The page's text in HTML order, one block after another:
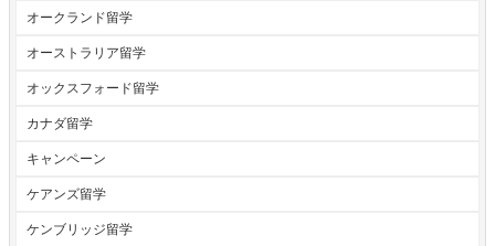
オークランド留学
オーストラリア留学
オックスフォード留学
カナダ留学
キャンペーン
ケアンズ留学
ケンブリッジ留学